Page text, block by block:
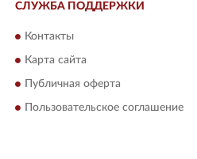
СЛУЖБА ПОДДЕРЖКИ
Контакты
Карта сайта
Публичная оферта
Пользовательское соглашение